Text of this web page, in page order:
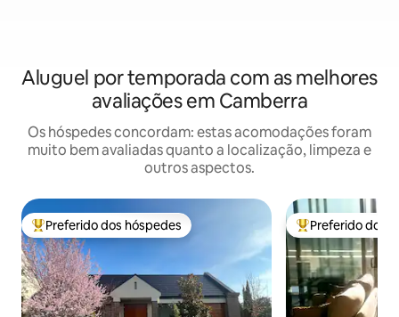
Aluguel por temporada com as melhores
avaliações em Camberra
Os hóspedes concordam: estas acomodações foram
muito bem avaliadas quanto a localização, limpeza e
outros aspectos.
Entre os melhores preferidos dos hóspedes
Preferido dos hóspedes Entre os
Preferido dos